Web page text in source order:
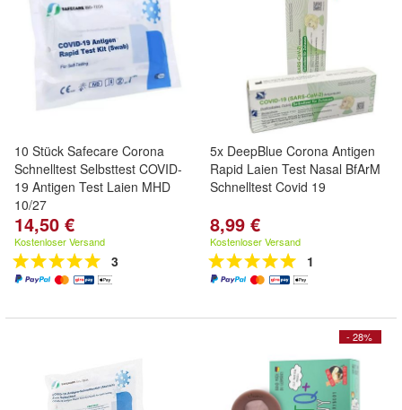
10 Stück Safecare Corona
Schnelltest Selbsttest COVID-
19 Antigen Test Laien MHD
10/27
14,50 €
Kostenloser Versand
3
5x DeepBlue Corona Antigen
Rapid Laien Test Nasal BfArM
Schnelltest Covid 19
8,99 €
Kostenloser Versand
1
- 28%